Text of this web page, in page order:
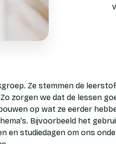
Ze stemmen de
zorgen we dat de lessen
op wat ze eerder
Bijvoorbeeld het
en studiedagen om ons